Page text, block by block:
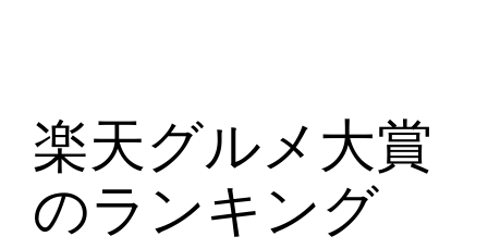
楽天グルメ大賞
のランキング